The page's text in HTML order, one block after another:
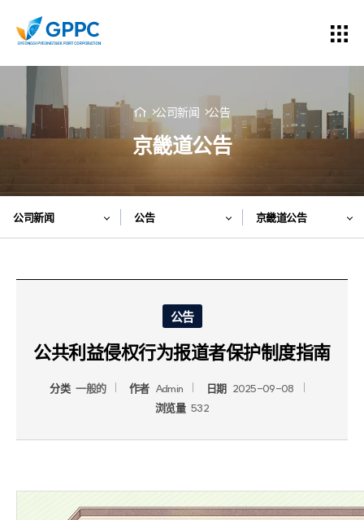
公司新闻 公告
京畿道公告
公司新闻 公告 京畿道公告
公告
公共利益侵权行为报道者保护制度指南
分类 一般的 作者 Admin 日期 2025-09-08
浏览量 532